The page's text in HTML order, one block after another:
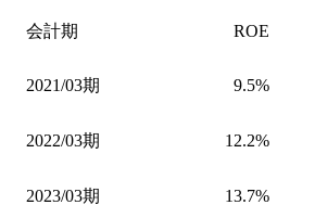
会計期 ROE
2021/03期 9.5%
2022/03期 12.2%
2023/03期 13.7%